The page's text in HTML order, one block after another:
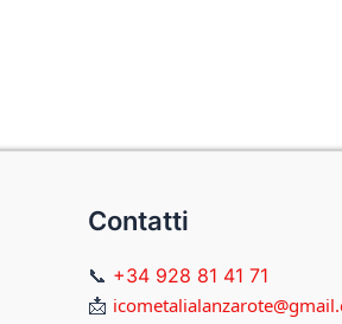
Contatti
📞 +34 928 81 41 71
📩